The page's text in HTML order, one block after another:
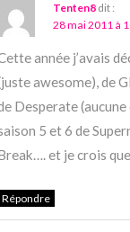
Tenten8 dit :
28 mai 2011 à
année j’avais
awesome), de
Desperate
5 et 6 de
et je crois
Répondre